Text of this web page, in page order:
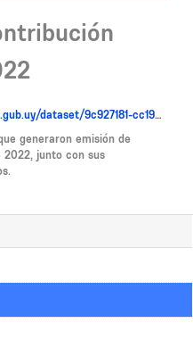
97300c83-b125-4b3c-be62-9ca966e6e116/download/morosidad_ci_2022.csv
generaron emisión de
junto con sus